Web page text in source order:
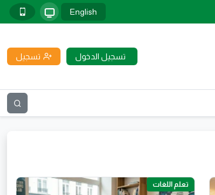
English
تسجيل الدخول تسجيل
تعلم اللغات